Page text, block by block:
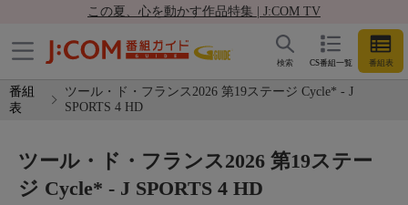
この夏、心を動かす作品特集 | J:COM TV
CS番組一覧 番組表
検索
番組
表
ツール・ド・フランス2026 第19ステージ Cycle* - J
SPORTS 4 HD
ツール・ド・フランス2026 第19ステー
ジ Cycle* - J SPORTS 4 HD